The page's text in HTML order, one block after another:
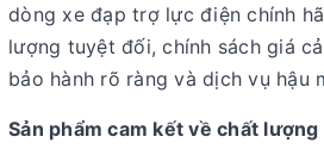
dòng xe đạp trợ lực điện chính
lượng tuyệt đối, chính sách giá
bảo hành rõ ràng và dịch vụ hậu
Sản phẩm cam kết về chất lượng